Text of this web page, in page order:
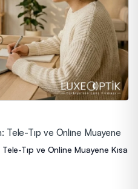
Tele-Tıp ve Online Muayene
Tıp ve Online Muayene Kısa